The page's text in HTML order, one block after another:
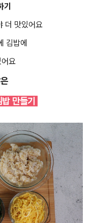
더 맛있어요
김밥에
요
만들기